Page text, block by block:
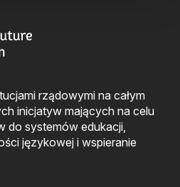
rządowymi na całym
inicjatyw mających na celu
do systemów edukacji,
językowej i wspieranie